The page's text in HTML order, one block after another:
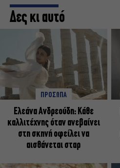
Δες κι αυτό
ΠΡΟΣΩΠΑ
Ελεάνα Ανδρεούδη: Κάθε
καλλιτέχνης όταν ανεβαίνει
στη σκηνή οφείλει να
αισθάνεται σταρ